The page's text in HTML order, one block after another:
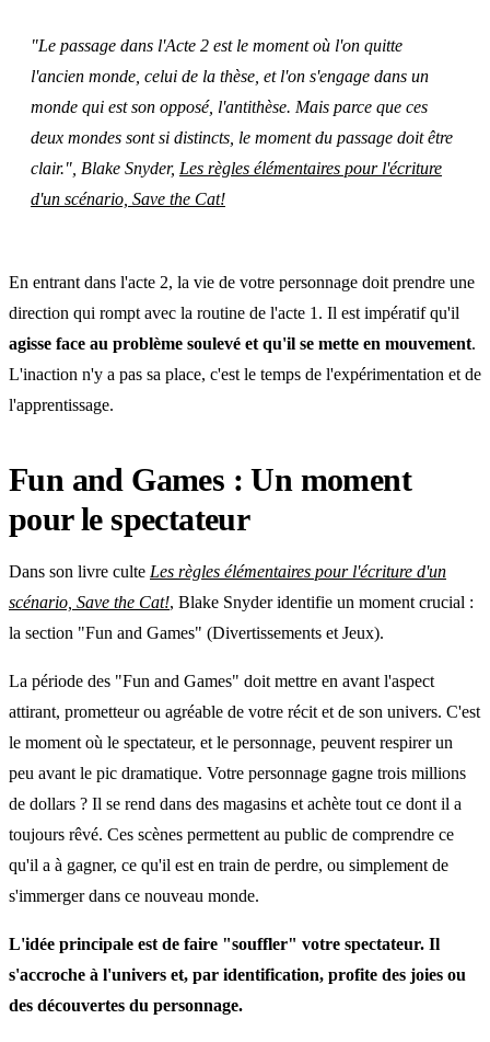
"Le passage dans l'Acte 2 est le moment où l'on quitte
l'ancien monde, celui de la thèse, et l'on s'engage dans un
monde qui est son opposé, l'antithèse. Mais parce que ces
deux mondes sont si distincts, le moment du passage doit être
clair." , Blake Snyder, Les règles élémentaires pour l'écriture
d'un scénario, Save the Cat!
En entrant dans l'acte 2, la vie de votre personnage doit prendre une
direction qui rompt avec la routine de l'acte 1. Il est impératif qu'il
agisse face au problème soulevé et qu'il se mette en mouvement.
L'inaction n'y a pas sa place, c'est le temps de l'expérimentation et de
l'apprentissage.
Fun and Games : Un moment
pour le spectateur
Dans son livre culte Les règles élémentaires pour l'écriture d'un
scénario, Save the Cat!, Blake Snyder identifie un moment crucial :
la section "Fun and Games" (Divertissements et Jeux).
La période des "Fun and Games" doit mettre en avant l'aspect
attirant, prometteur ou agréable de votre récit et de son univers. C'est
le moment où le spectateur, et le personnage, peuvent respirer un
peu avant le pic dramatique. Votre personnage gagne trois millions
de dollars ? Il se rend dans des magasins et achète tout ce dont il a
toujours rêvé. Ces scènes permettent au public de comprendre ce
qu'il a à gagner, ce qu'il est en train de perdre, ou simplement de
s'immerger dans ce nouveau monde.
L'idée principale est de faire "souffler" votre spectateur. Il
s'accroche à l'univers et, par identification, profite des joies ou
des découvertes du personnage.